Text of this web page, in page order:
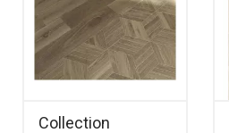
Collection